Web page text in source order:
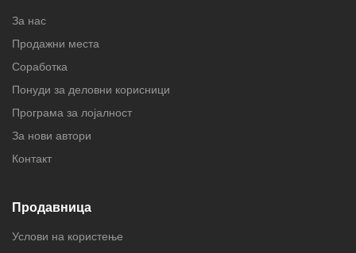
За нас
Продажни места
Соработка
Понуди за деловни корисници
Програма за лојалност
За нови автори
Контакт
Продавница
Услови на користење